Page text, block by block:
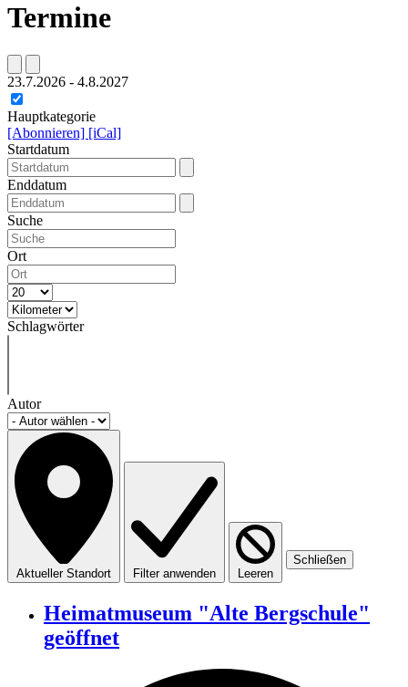
Termine
23.7.2026 - 4.8.2027
Hauptkategorie
[Abonnieren] [iCal]
Startdatum
Enddatum
Suche
Ort
Schlagwörter
Autor
Aktueller Standort Filter anwenden Leeren
Schließen
Heimatmuseum "Alte Bergschule"
geöffnet